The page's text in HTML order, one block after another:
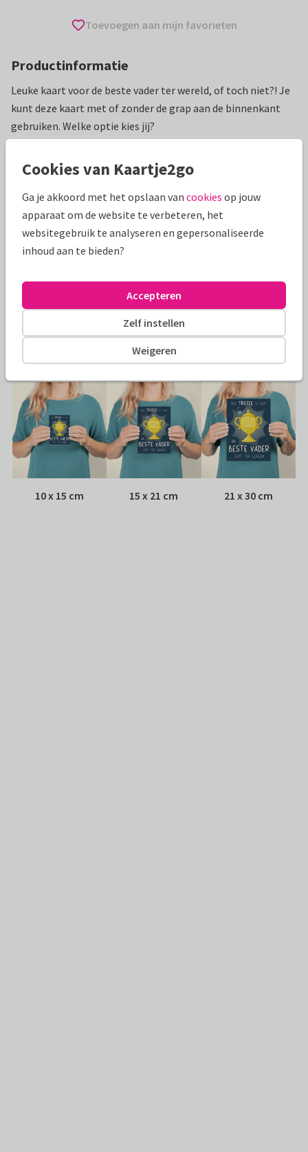
Toevoegen aan mijn favorieten
Productinformatie
Leuke kaart voor de beste vader ter wereld, of toch niet?! Je
kunt deze kaart met of zonder de grap aan de binnenkant
gebruiken. Welke optie kies jij?
Vaderdag kaarten deBos Design Grappig
Specificaties bij deze kaart
Envelop: Witte vensterenvelop
Adres: Achterop de kaart
Formaten
10 x 15 cm 15 x 21 cm 21 x 30 cm
Cookies van Kaartje2go
Ga je akkoord met het opslaan van cookies op jouw
apparaat om de website te verbeteren, het
websitegebruik te analyseren en gepersonaliseerde
inhoud aan te bieden?
Weigeren
Zelf instellen
Accepteren